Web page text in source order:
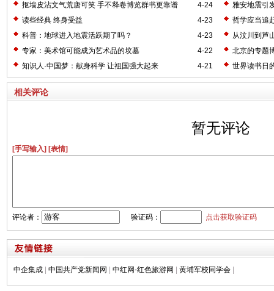
4-24
抠墙皮沾文气荒唐可笑 手不释卷博览群书更靠谱
雅安地震引
4-23
读些经典 终身受益
哲学应当追
4-23
科普：地球进入地震活跃期了吗？
从汶川到芦
4-22
专家：美术馆可能成为艺术品的坟墓
北京的专题
4-21
知识人·中国梦：献身科学 让祖国强大起来 世界读书日
相关评论
暂无评论
[手写输入] [表情]
评论者： 验证码： 点击获取验证码
中企集成 中国共产党新闻网 中红网-红色旅游网 黄埔军校同学会